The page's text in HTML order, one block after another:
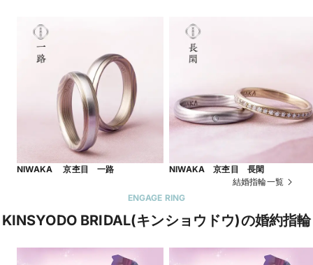
NIWAKA 京杢目 一路
NIWAKA 京杢目 長閑
結婚指輪一覧
ENGAGE RING
KINSYODO BRIDAL(キンショウドウ)の婚約指輪